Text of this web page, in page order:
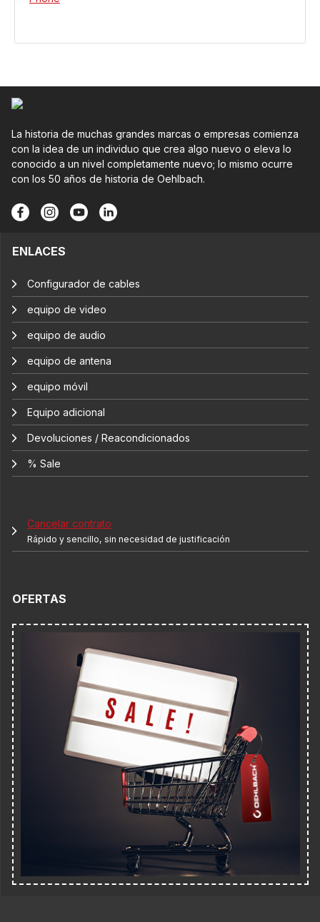
La historia de muchas grandes marcas o empresas comienza
con la idea de un individuo que crea algo nuevo o eleva lo
conocido a un nivel completamente nuevo; lo mismo ocurre
con los 50 años de historia de Oehlbach.
ENLACES
Configurador de cables
equipo de video
equipo de audio
equipo de antena
equipo móvil
Equipo adicional
Devoluciones / Reacondicionados
% Sale
Cancelar contrato
Rápido y sencillo, sin necesidad de justificación
OFERTAS